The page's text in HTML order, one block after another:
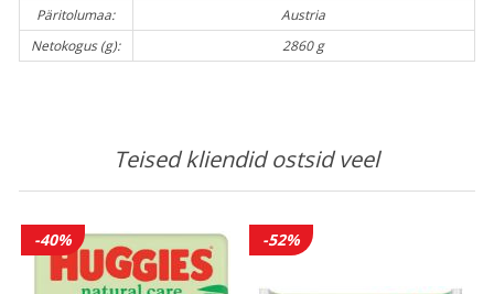
Päritolumaa:
Austria
Netokogus (g):
2860 g
Teised kliendid ostsid veel
-40% -52%